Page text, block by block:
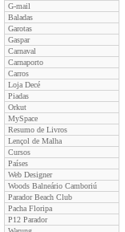
G-mail
Baladas
Garotas
Gaspar
Carnaval
Carnaporto
Carros
Loja Decé
Piadas
Orkut
MySpace
Resumo de Livros
Lençol de Malha
Cursos
Países
Web Designer
Woods Balneário Camboriú
Parador Beach Club
Pacha Floripa
P12 Parador